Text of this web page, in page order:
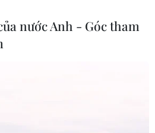
nước Anh - Góc tham